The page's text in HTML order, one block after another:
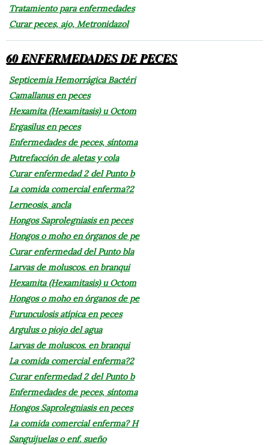
Tratamiento para enfermedades
Curar peces, ajo, Metronidazol
60 ENFERMEDADES DE PECES
Septicemia Hemorrágica Bactéri
Camallanus en peces
Hexamita (Hexamitasis) u Octom
Ergasilus en peces
Enfermedades de peces, síntoma
Putrefacción de aletas y cola
Curar enfermedad 2 del Punto b
La comida comercial enferma?2
Lerneosis, ancla
Hongos Saprolegniasis en peces
Hongos o moho en órganos de pe
Curar enfermedad del Punto bla
Larvas de moluscos. en branqui
Hexamita (Hexamitasis) u Octom
Hongos o moho en órganos de pe
Furunculosis atípica en peces
Argulus o piojo del agua
Larvas de moluscos. en branqui
La comida comercial enferma?2
Curar enfermedad 2 del Punto b
Enfermedades de peces, síntoma
Hongos Saprolegniasis en peces
La comida comercial enferma? H
Sanguijuelas o enf. sueño